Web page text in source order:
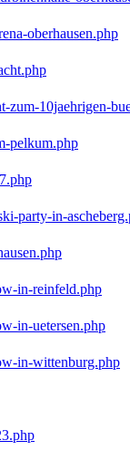
oberhausen.php
zum-10jaehrigen-
pelkum.php
party-in-
in-reinfeld.php
in-uetersen.php
in-wittenburg.php